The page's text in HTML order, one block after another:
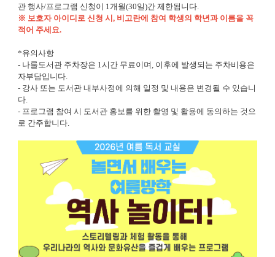
관 행사/프로그램 신청이 1개월(30일)간 제한됩니다.
※ 보호자 아이디로 신청 시, 비고란에 참여 학생의 학년과 이름을 꼭
적어 주세요.
*유의사항
- 나룰도서관 주차장은 1시간 무료이며, 이후에 발생되는 주차비용은
자부담입니다.
- 강사 또는 도서관 내부사정에 의해 일정 및 내용은 변경될 수 있습니
다.
- 프로그램 참여 시 도서관 홍보를 위한 촬영 및 활용에 동의하는 것으
로 간주합니다.